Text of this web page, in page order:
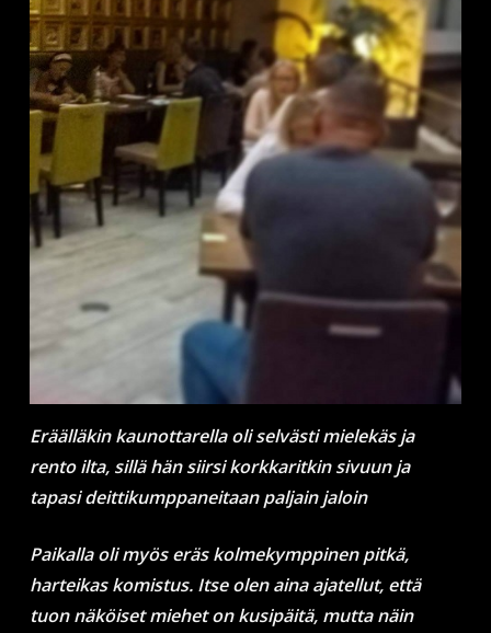
Eräälläkin kaunottarella oli selvästi mielekäs ja
rento ilta, sillä hän siirsi korkkaritkin sivuun ja
tapasi deittikumppaneitaan paljain jaloin
Paikalla oli myös eräs kolmekymppinen pitkä,
harteikas komistus. Itse olen aina ajatellut, että
tuon näköiset miehet on kusipäitä, mutta näin